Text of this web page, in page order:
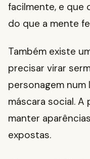
facilmente, e que
do que a mente
Também existe
precisar virar
personagem num
máscara social. A
manter
expostas.